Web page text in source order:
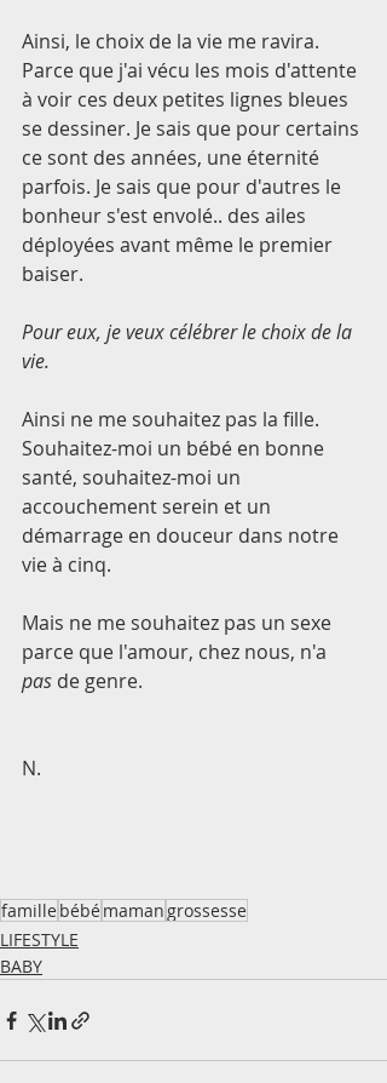
Ainsi, le choix de la vie me ravira.
Parce que j'ai vécu les mois d'attente
à voir ces deux petites lignes bleues
se dessiner. Je sais que pour certains
ce sont des années, une éternité
parfois. Je sais que pour d'autres le
bonheur s'est envolé.. des ailes
déployées avant même le premier
baiser.
Pour eux, je veux célébrer le choix de la
vie.
Ainsi ne me souhaitez pas la fille.
Souhaitez-moi un bébé en bonne
santé, souhaitez-moi un
accouchement serein et un
démarrage en douceur dans notre
vie à cinq.
Mais ne me souhaitez pas un sexe
parce que l'amour, chez nous, n'a
pas de genre.
N.
famille bébé maman grossesse
LIFESTYLE
BABY